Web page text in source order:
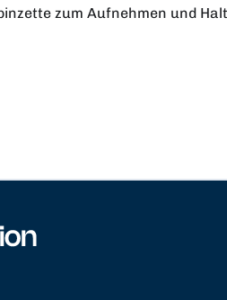
zum Aufnehmen und